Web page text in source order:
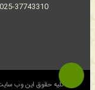
025-37743310
© کلیه حقوق این وب